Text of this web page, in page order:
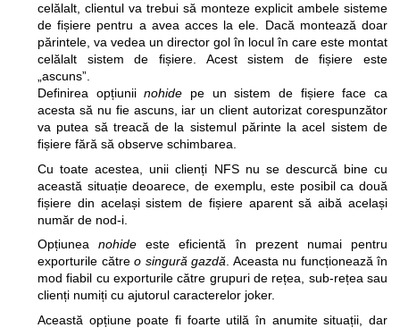
celălalt, clientul va trebui să monteze explicit ambele sisteme
de fișiere pentru a avea acces la ele. Dacă montează doar
părintele, va vedea un director gol în locul în care este montat
celălalt sistem de fișiere. Acest sistem de fișiere este
„ascuns”.
Definirea opțiuniinohide pe un sistem de fișiere face ca
acesta să nu fie ascuns, iar un client autorizat corespunzător
va putea să treacă de la sistemul părinte la acel sistem de
fișiere fără să observe schimbarea.
Cu toate acestea, unii clienți NFS nu se descurcă bine cu
această situație deoarece, de exemplu, este posibil ca două
fișiere din același sistem de fișiere aparent să aibă același
număr de nod-i.
Opțiuneanohide este eficientă în prezent numai pentru
exporturile către o singură gazdă . Aceasta nu funcționează în
mod fiabil cu exporturile către grupuri de rețea, sub-rețea sau
clienți numiți cu ajutorul caracterelor joker.
Această opțiune poate fi foarte utilă în anumite situații, dar